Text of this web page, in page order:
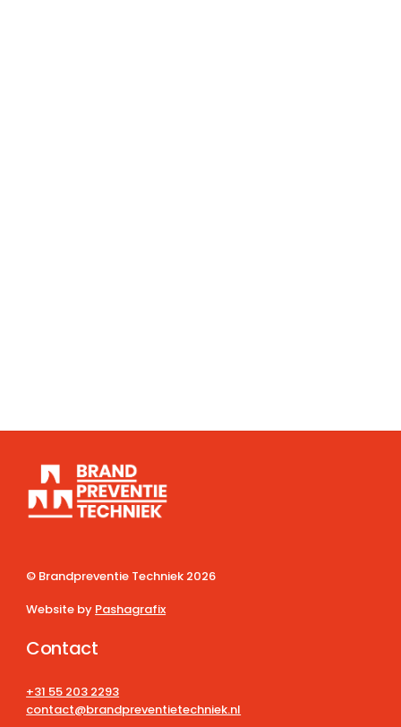
© Brandpreventie Techniek 2026
Website by Pashagrafix
Contact
+31 55 203 2293
contact@brandpreventietechniek.nl